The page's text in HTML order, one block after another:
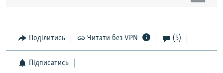
Поділитись Читати без VPN (5)
Підписатись